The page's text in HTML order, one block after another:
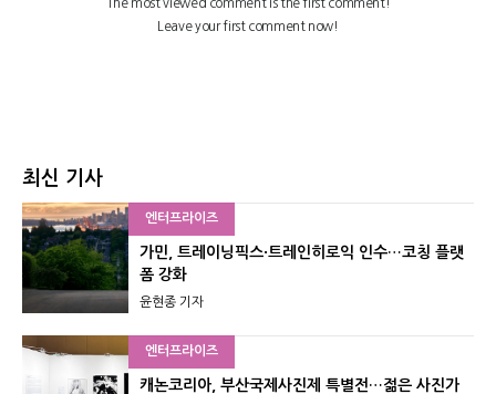
최신 기사
엔터프라이즈
가민, 트레이닝픽스·트레인히로익 인수…코칭 플랫
폼 강화
윤현종 기자
엔터프라이즈
캐논코리아, 부산국제사진제 특별전…젊은 사진가